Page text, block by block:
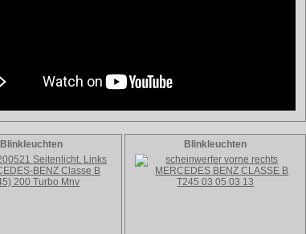
Blinkleuchten Blinkleuchten